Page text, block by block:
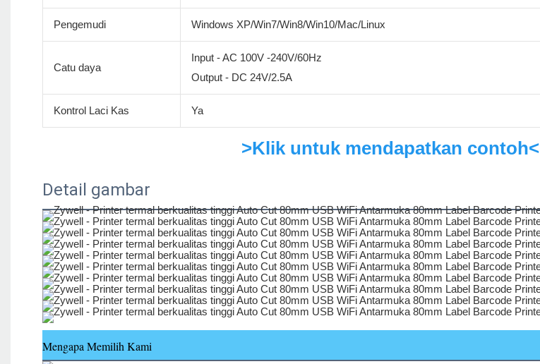
Pengemudi Windows XP/Win7/Win8/Win10/Mac/Linux
Catu daya
Input - AC 100V -240V/60Hz
Output - DC 24V/2.5A
Kontrol Laci Kas Ya
>Klik untuk mendapatkan contoh<
Detail gambar
Mengapa Memilih Kami